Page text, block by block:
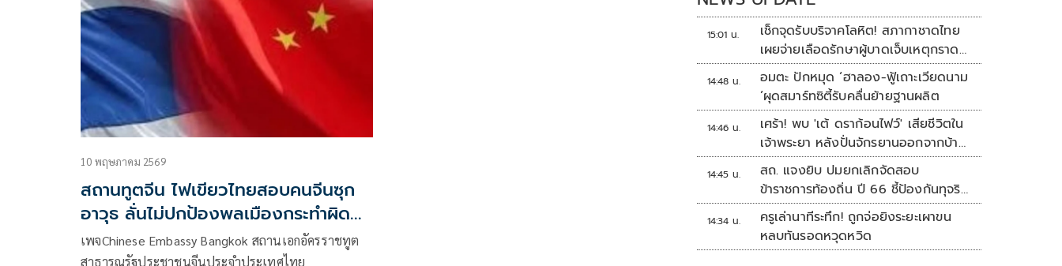
10 พฤษภาคม 2569
สถานทูตจีน ไฟเขียวไทยสอบคนจีนซุก
อาวุธ ลั่นไม่ปกป้องพลเมืองกระทำผิด
กม.
เพจChinese Embassy Bangkok สถานเอกอัครราชทูต
สาธารณรัฐประชาชนจีนประจำประเทศไทย
15:01 น.
เช็กจุดรับบริจาคโลหิต! สภากาชาดไทย
เผยจ่ายเลือดรักษาผู้บาดเจ็บเหตุกราด
ยิงแล้ว 148 ยูนิต
14:48 น.
อมตะ ปักหมุด ‘ฮาลอง-ฟู้เถาะเวียดนาม
’ผุดสมาร์ทซิตี้รับคลื่นย้ายฐานผลิต
14:46 น.
เศร้า! พบ 'เต้ ดราก้อนไฟว์' เสียชีวิตใน
เจ้าพระยา หลังปั่นจักรยานออกจากบ้าน
ตี 4
14:45 น.
สถ. แจงยิบ ปมยกเลิกจัดสอบ
ข้าราชการท้องถิ่น ปี 66 ชี้ป้องกันทุจริต
หวั่นรัฐเสียหาย
14:34 น.
ครูเล่านาทีระทึก! ถูกจ่อยิงระยะเผาขน
หลบทันรอดหวุดหวิด